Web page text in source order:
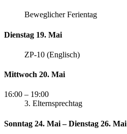
Beweglicher Ferientag
Dienstag 19. Mai
ZP-10 (Englisch)
Mittwoch 20. Mai
16:00 – 19:00
3. Elternsprechtag
Sonntag 24. Mai – Dienstag 26. Mai